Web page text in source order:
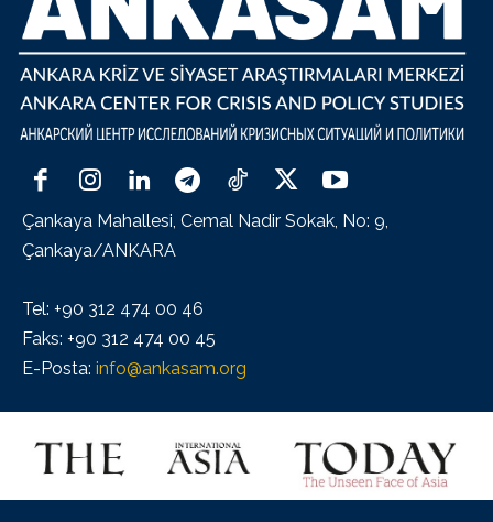
Çankaya Mahallesi, Cemal Nadir Sokak, No: 9,
Çankaya/ANKARA
Tel: +90 312 474 00 46
Faks: +90 312 474 00 45
E-Posta: info@ankasam.org